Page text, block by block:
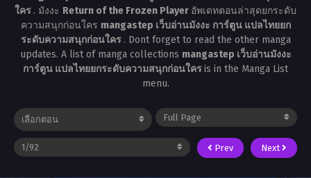
ใคร . มังงะ Return of the Frozen Player อัพเดทตอนล่าสุดยกระดับ
ความสนุกก่อนใคร mangastep เว็บอ่านมังงะ การ์ตูน แปลไทยยก
ระดับความสนุกก่อนใคร . Dont forget to read the other manga
updates. A list of manga collections mangastep เว็บอ่านมังงะ
การ์ตูน แปลไทยยกระดับความสนุกก่อนใครis in the Manga List
menu.
Prev Next